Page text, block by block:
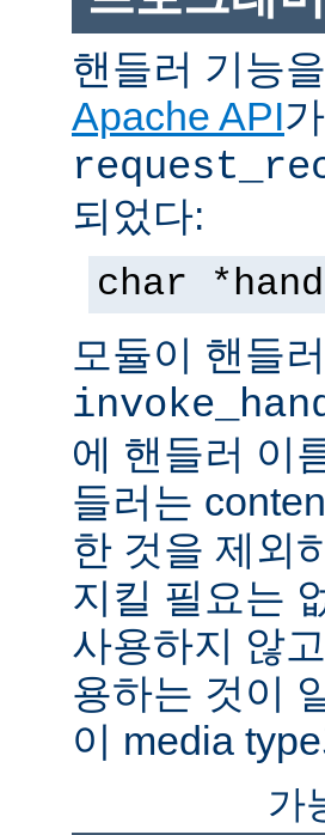
핸들러 기능
Apache API
되었다:
char
모듈이 핸들
에 핸들러 이
들러는
한 것을 제외
지킬 필요는
사용하지 않
용하는 것이
이 media
가